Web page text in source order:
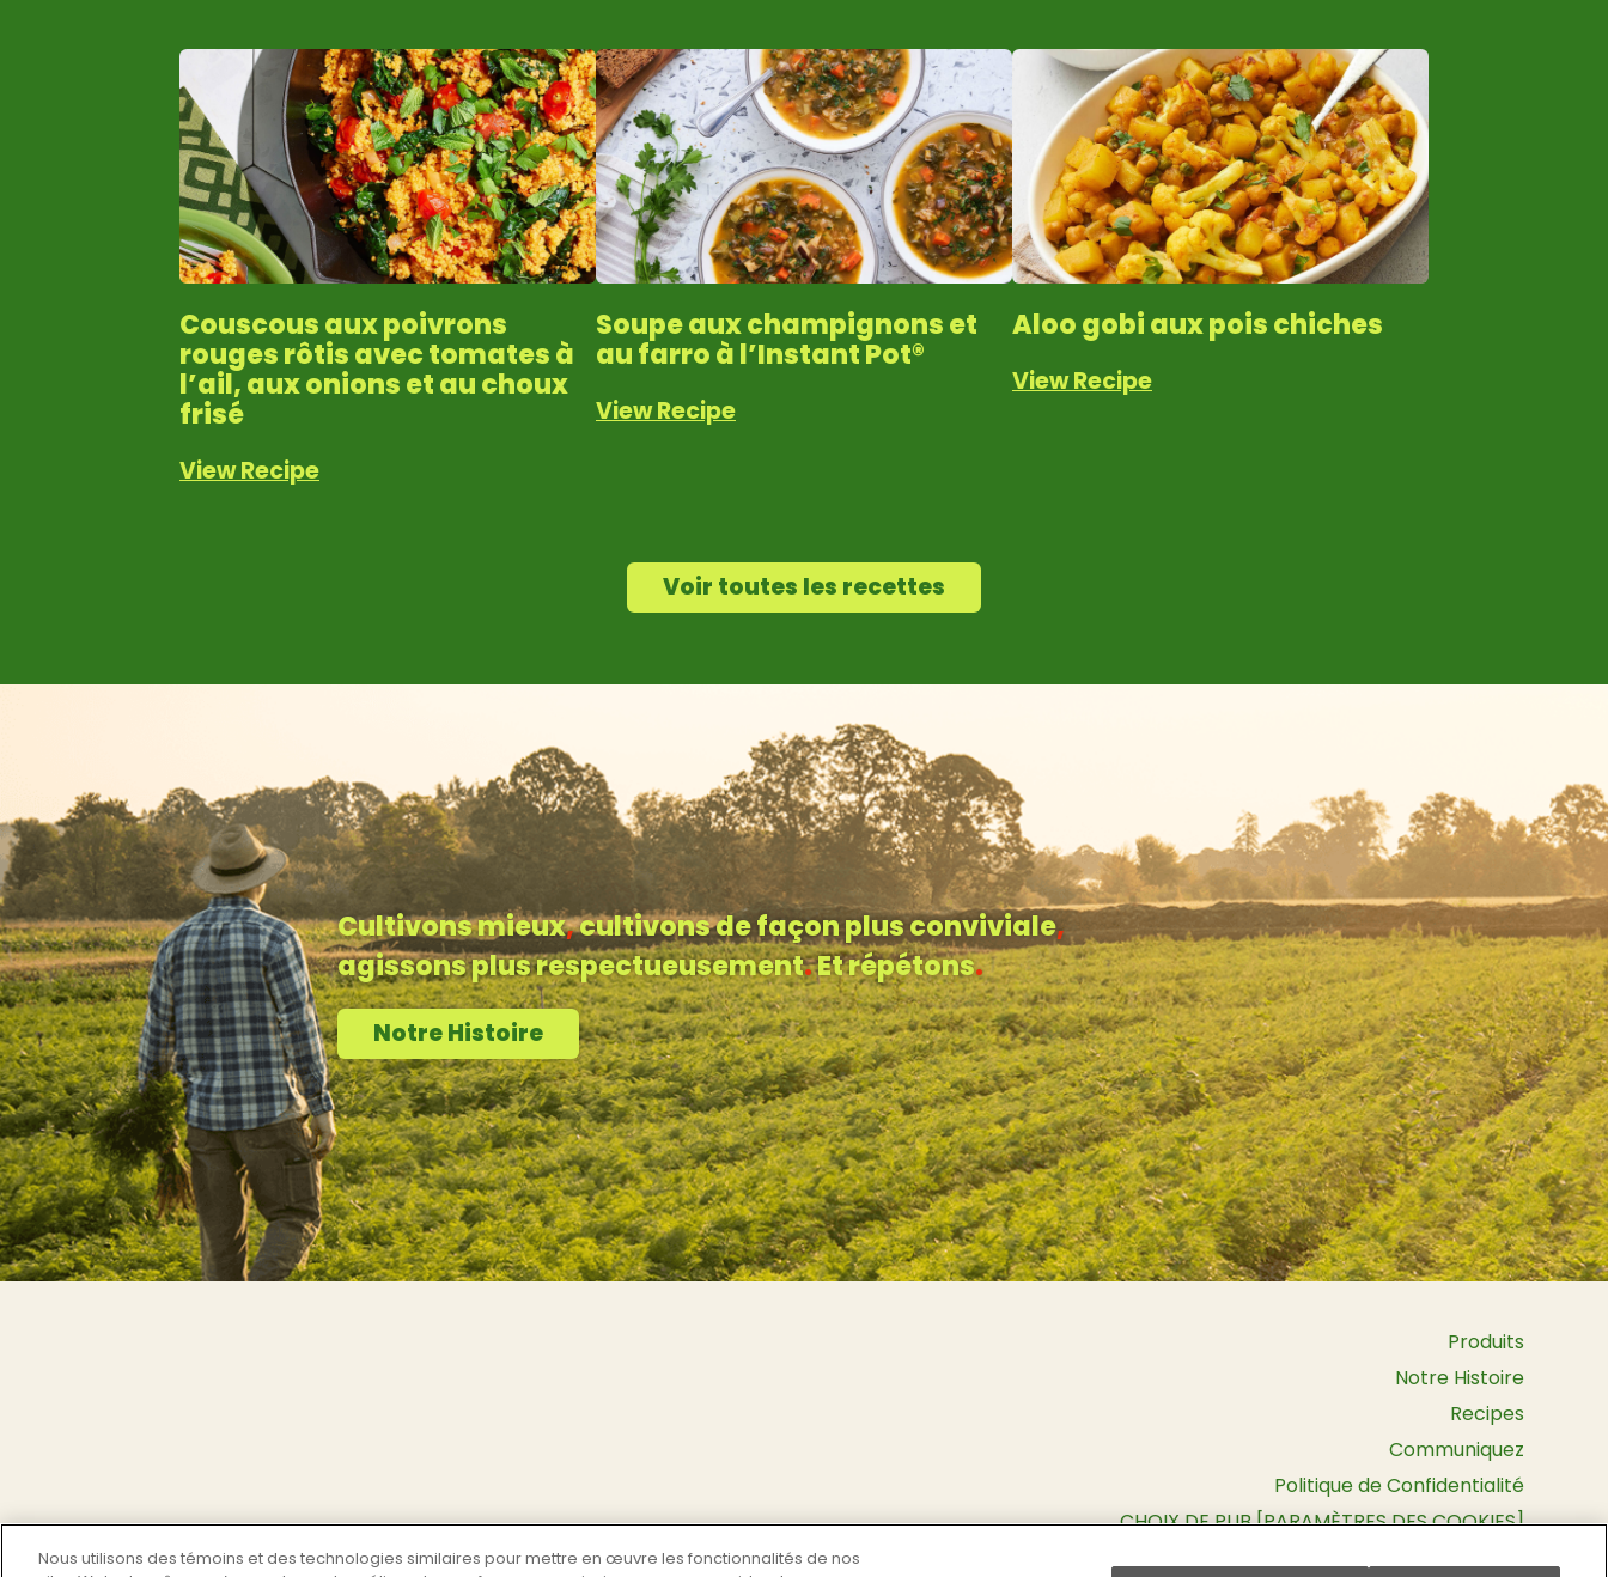
Couscous aux poivrons
rouges rôtis avec tomates à
l’ail, aux onions et au choux
frisé
View Recipe
Soupe aux champignons et
au farro à l’Instant Pot®
View Recipe
Aloo gobi aux pois chiches
View Recipe
Voir toutes les recettes
Cultivons mieux,cultivons de façon plus conviviale,
agissons plus respectueusement.Et répétons.
Notre Histoire
Produits
Notre Histoire
Recipes
Communiquez
Politique de Confidentialité
CHOIX DE PUB [PARAMÈTRES DES COOKIES]
Nous utilisons des témoins et des technologies similaires pour mettre en œuvre les fonctionnalités de nos